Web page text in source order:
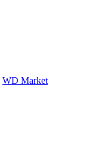
WD Market